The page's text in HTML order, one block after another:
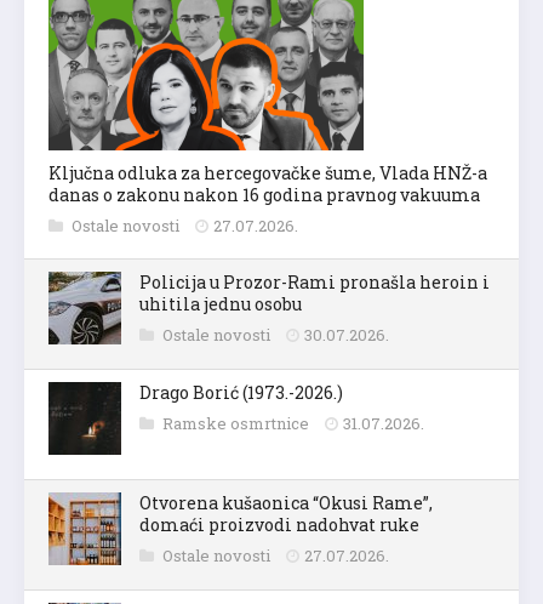
Ključna odluka za hercegovačke šume, Vlada HNŽ-a
danas o zakonu nakon 16 godina pravnog vakuuma
Ostale novosti 27.07.2026.
Policija u Prozor-Rami pronašla heroin i
uhitila jednu osobu
Ostale novosti 30.07.2026.
Drago Borić (1973.-2026.)
Ramske osmrtnice 31.07.2026.
Otvorena kušaonica “Okusi Rame”,
domaći proizvodi nadohvat ruke
Ostale novosti 27.07.2026.